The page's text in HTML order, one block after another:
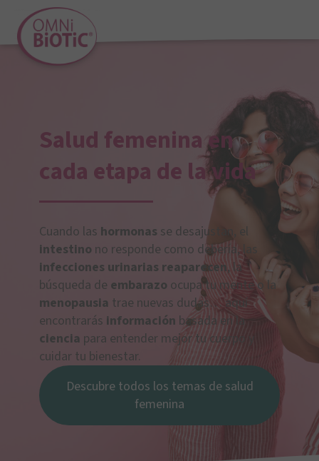
Salud femenina en
cada etapa de la vida
Cuando las hormonas se desajustan, el
intestino no responde como debería, las
infecciones urinarias reaparecen, la
búsqueda de embarazo ocupa tu mente o la
menopausia trae nuevas dudas… aquí
encontrarás información basada en la
ciencia para entender mejor tu cuerpo y
cuidar tu bienestar.
Descubre todos los temas de salud
femenina